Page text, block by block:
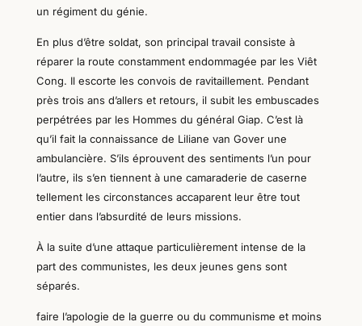
un régiment du génie.
En plus d’être soldat, son principal travail consiste à
réparer la route constamment endommagée par les Viêt
Cong. Il escorte les convois de ravitaillement. Pendant
près trois ans d’allers et retours, il subit les embuscades
perpétrées par les Hommes du général Giap. C’est là
qu’il fait la connaissance de Liliane van Gover une
ambulancière. S’ils éprouvent des sentiments l’un pour
l’autre, ils s’en tiennent à une camaraderie de caserne
tellement les circonstances accaparent leur être tout
entier dans l’absurdité de leurs missions.
À la suite d’une attaque particulièrement intense de la
part des communistes, les deux jeunes gens sont
séparés.
faire l’apologie de la guerre ou du communisme et moins